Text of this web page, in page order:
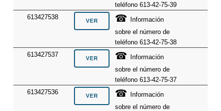
teléfono 613-42-75-39
613427538
☎ Información
sobre el número de
teléfono 613-42-75-38
613427537
☎ Información
sobre el número de
teléfono 613-42-75-37
613427536
☎ Información
sobre el número de